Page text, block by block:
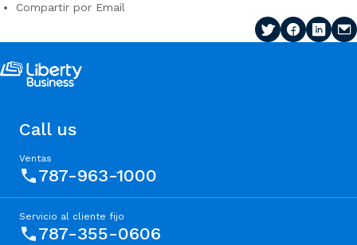
Compartir por Email
Call us
Ventas
787-963-1000
Servicio al cliente fijo
787-355-0606